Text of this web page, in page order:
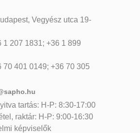
Vegyész utca 19-
1 207 1831; +36 1 899
70 401 0149; +36 70 305
tartás: H-P: 8:30-17:00
raktár: H-P: 9:00-16:30
képviselők